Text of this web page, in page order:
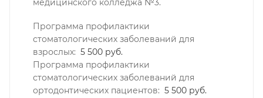
медицинского колледжа №3.
Программа профилактики
стоматологических заболеваний для
взрослых: 5 500 руб.
Программа профилактики
стоматологических заболеваний для
ортодонтических пациентов: 5 500 руб.